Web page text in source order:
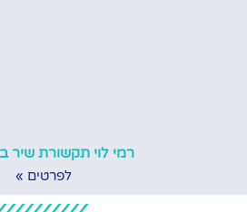
רמי לוי תקשורת שיר
לפרטים »